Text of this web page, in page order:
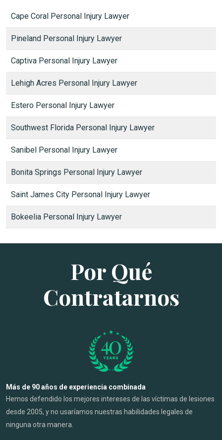
Cape Coral Personal Injury Lawyer
Pineland Personal Injury Lawyer
Captiva Personal Injury Lawyer
Lehigh Acres Personal Injury Lawyer
Estero Personal Injury Lawyer
Southwest Florida Personal Injury Lawyer
Sanibel Personal Injury Lawyer
Bonita Springs Personal Injury Lawyer
Saint James City Personal Injury Lawyer
Bokeelia Personal Injury Lawyer
Por Qué
Contratarnos
Más de 90 años de experiencia combinada
Hemos defendido los mejores intereses de las víctimas de lesiones
desde 2005, y no usaríamos nuestras habilidades legales de
ninguna otra manera.